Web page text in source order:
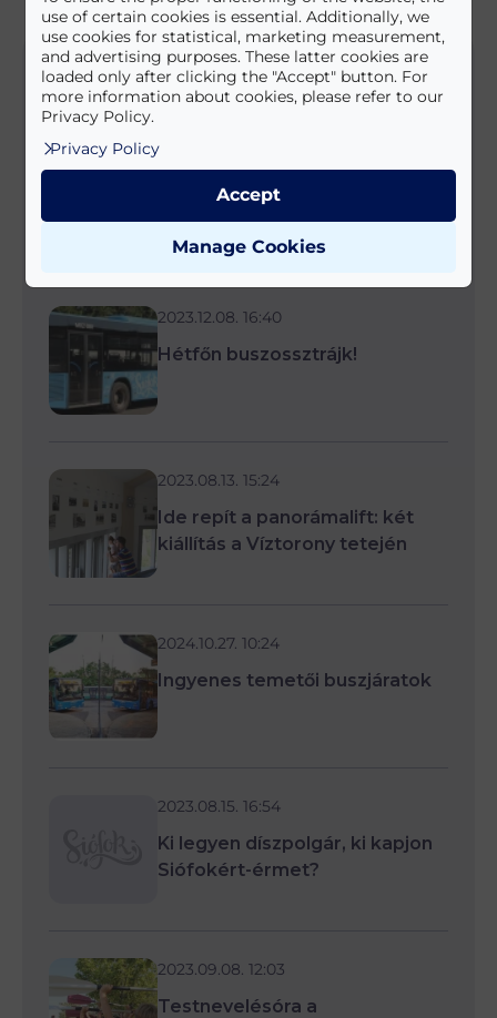
Helyi hírek
2023.12.13. 09:10
Áramszünet
2023.12.08. 16:40
Hétfőn buszossztrájk!
2023.08.13. 15:24
Ide repít a panorámalift: két
kiállítás a Víztorony tetején
2024.10.27. 10:24
Ingyenes temetői buszjáratok
2023.08.15. 16:54
Ki legyen díszpolgár, ki kapjon
Siófokért-érmet?
2023.09.08. 12:03
Testnevelésóra a
use of certain cookies is essential. Additionally, we
use cookies for statistical, marketing measurement,
and advertising purposes. These latter cookies are
loaded only after clicking the "Accept" button. For
more information about cookies, please refer to our
Privacy Policy.
Privacy Policy
Manage Cookies
Accept